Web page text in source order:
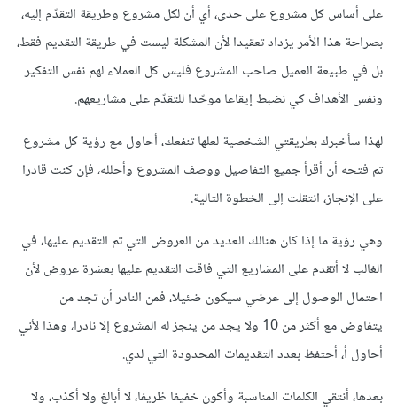
على أساس كل مشروع على حدى، أي أن لكل مشروع وطريقة التقدّم إليه،
بصراحة هذا الأمر يزداد تعقيدا لأن المشكلة ليست في طريقة التقديم فقط،
بل في طبيعة العميل صاحب المشروع فليس كل العملاء لهم نفس التفكير
ونفس الأهداف كي نضبط إيقاعا موحّدا للتقدّم على مشاريعهم.
لهذا سأخبرك بطريقتي الشخصية لعلها تنفعك، أحاول مع رؤية كل مشروع
تم فتحه أن أقرأ جميع التفاصيل ووصف المشروع وأحلله، فإن كنت قادرا
على الإنجاز، انتقلت إلى الخطوة التالية.
وهي رؤية ما إذا كان هنالك العديد من العروض التي تم التقديم عليها، في
الغالب لا أتقدم على المشاريع التي فاقت التقديم عليها بعشرة عروض لأن
احتمال الوصول إلى عرضي سيكون ضئيلا، فمن النادر أن تجد من
يتفاوض مع أكثر من 10 ولا يجد من ينجز له المشروع إلا نادرا، وهذا لأني
أحاول أ، أحتفظ بعدد التقديمات المحدودة التي لدي.
بعدها، أنتقي الكلمات المناسبة وأكون خفيفا ظريفا، لا أبالغ ولا أكذب، ولا